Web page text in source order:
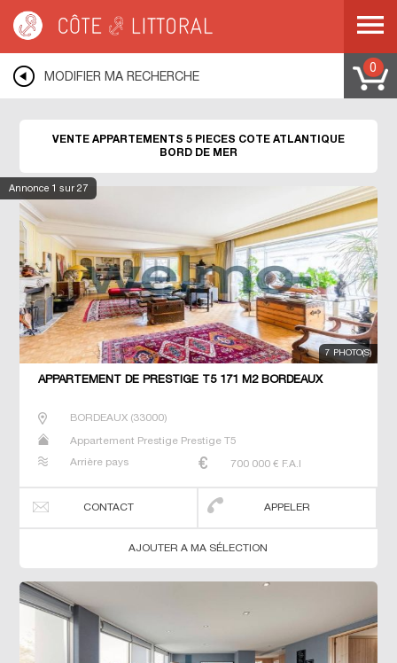
Appartements 5 pièces> COTE ATLANTIQUE
MODIFIER MA RECHERCHE
0
Annonce 1 sur 27
VENTE APPARTEMENTS 5 PIECES COTE ATLANTIQUE
BORD DE MER
7 PHOTO(S)
APPARTEMENT DE PRESTIGE T5 171 M2 BORDEAUX
BORDEAUX(33000)
Appartement Prestige Prestige T5
Arrière pays 700 000 € F.A.I
CONTACT APPELER
AJOUTER A MA SÉLECTION